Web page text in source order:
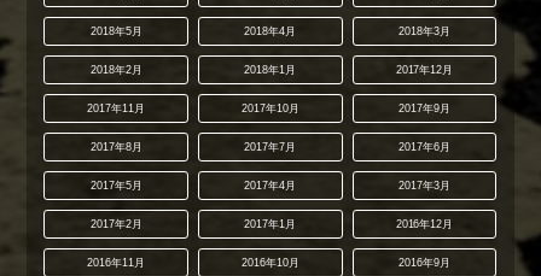
2018年5月 2018年4月 2018年3月
2018年2月 2018年1月 2017年12月
2017年11月 2017年10月 2017年9月
2017年8月 2017年7月 2017年6月
2017年5月 2017年4月 2017年3月
2017年2月 2017年1月 2016年12月
2016年11月 2016年10月 2016年9月